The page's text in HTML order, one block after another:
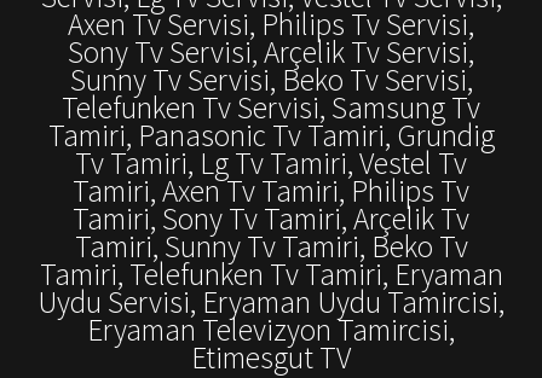
Axen Tv Servisi, Philips Tv Servisi,
Sony Tv Servisi, Arçelik Tv Servisi,
Sunny Tv Servisi, Beko Tv Servisi,
Telefunken Tv Servisi, Samsung Tv
Tamiri, Panasonic Tv Tamiri, Grundig
Tv Tamiri, Lg Tv Tamiri, Vestel Tv
Tamiri, Axen Tv Tamiri, Philips Tv
Tamiri, Sony Tv Tamiri, Arçelik Tv
Tamiri, Sunny Tv Tamiri, Beko Tv
Tamiri, Telefunken Tv Tamiri, Eryaman
Uydu Servisi, Eryaman Uydu Tamircisi,
Eryaman Televizyon Tamircisi,
Etimesgut TV